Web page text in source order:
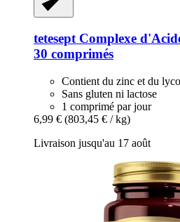
tetesept Complexe
30 comprimés
Contient du zinc et du
Sans gluten ni lactose
1 comprimé par jour
6,99 € (803,45 € / kg)
Livraison jusqu'au 17 août